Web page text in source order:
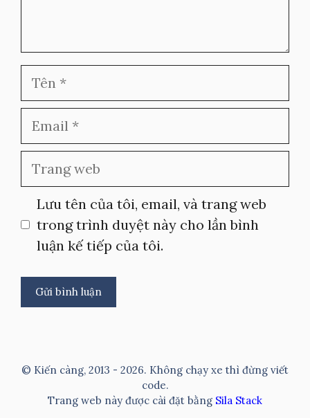
Tên
Email
Trang
Lưu tên của tôi, email, và trang web
trong trình duyệt này cho lần bình
luận kế tiếp của tôi.
t
© Kiến càng, 2013 - 2026. Không chạy xe thì đừng viết
code.
Trang web này được cài đặt bằng Sila Stack